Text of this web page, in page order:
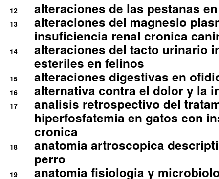
12 alteraciones de las pestanas
13
alteraciones del magnesio
insuficiencia renal cronica
14
alteraciones del tacto urinario
esteriles en felinos
15 alteraciones digestivas en
16 alternativa contra el dolor y la
17
analisis retrospectivo del
hiperfosfatemia en gatos con
cronica
18
anatomia artroscopica
perro
19
anatomia fisiologia y